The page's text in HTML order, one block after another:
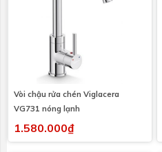
Vòi chậu rửa chén Viglacera
VG731 nóng lạnh
1.580.000₫